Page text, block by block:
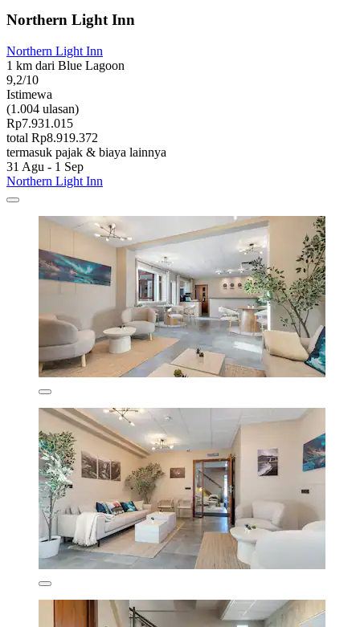
Northern Light Inn
Northern Light Inn
1 km dari Blue Lagoon
9,2/10
Istimewa
(1.004 ulasan)
Rp7.931.015
total Rp8.919.372
termasuk pajak & biaya lainnya
31 Agu - 1 Sep
Northern Light Inn